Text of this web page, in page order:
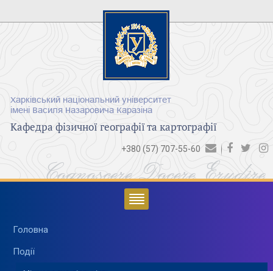
Харківський національний університет
імені Василя Назаровича Каразіна
Кафедра фізичної географії та картографії
+380 (57) 707-55-60
Cognoscere Docere Erudire
Головна
Події